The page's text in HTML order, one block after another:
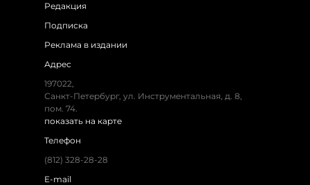
Редакция
Подписка
Реклама в издании
Адрес
197022,
Санкт-Петербург, ул. Инструментальная, д. 8,
пом. 74.
показать на карте
Телефон
(812) 328-28-28
E-mail